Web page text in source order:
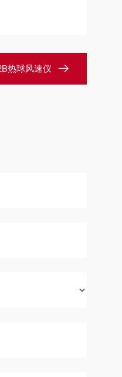
热球风速仪